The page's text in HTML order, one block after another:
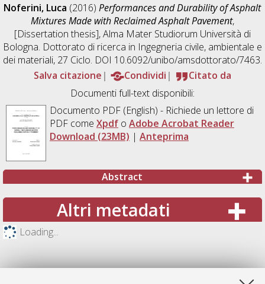
Noferini, Luca (2016)Performances and Durability of Asphalt
Mixtures Made with Reclaimed Asphalt Pavement,
[Dissertation thesis], Alma Mater Studiorum Università di
Bologna. Dottorato di ricerca in Ingegneria civile, ambientale e
dei materiali, 27 Ciclo. DOI 10.6092/unibo/amsdottorato/7463.
Salva citazione
Condividi
Citato da
Documenti full-text disponibili:
Documento PDF(English) - Richiede un lettore di
PDF come Xpdfo Adobe Acrobat Reader
Download (23MB) | Anteprima
Abstract
Altri metadati
Loading...